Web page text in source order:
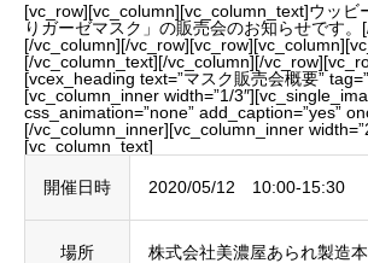
[vc_row][vc_column][vc_column_text]ウッビ
りガーゼマスク」の販売会のお知らせです
[/vc_column][/
[/vc_column_text][/vc_column][/
[vcex_heading text=”マスク販売会概要”
[vc_column_inner width=”1/
css_animation=”none” add_caption=”yes”
[/vc_column_inner][vc_column_inner
[vc_column_text]
開催日時 2020/05/12 10:00-15:30
場所
株式会社美濃屋あられ製造